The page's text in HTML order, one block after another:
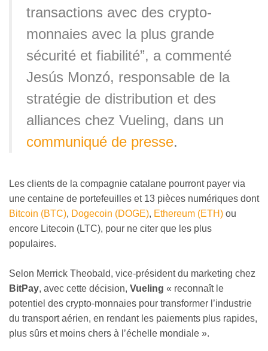
transactions avec des crypto-
monnaies avec la plus grande
sécurité et fiabilité”, a commenté
Jesús Monzó, responsable de la
stratégie de distribution et des
alliances chez Vueling, dans un
communiqué de presse.
Les clients de la compagnie catalane pourront payer via
une centaine de portefeuilles et 13 pièces numériques dont
Bitcoin (BTC), Dogecoin (DOGE), Ethereum (ETH) ou
encore Litecoin (LTC), pour ne citer que les plus
populaires.
Selon Merrick Theobald, vice-président du marketing chez
BitPay, avec cette décision, Vueling « reconnaît le
potentiel des crypto-monnaies pour transformer l’industrie
du transport aérien, en rendant les paiements plus rapides,
plus sûrs et moins chers à l’échelle mondiale ».